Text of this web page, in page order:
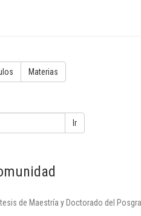
Materias
Ir
de Maestría y Doctorado del